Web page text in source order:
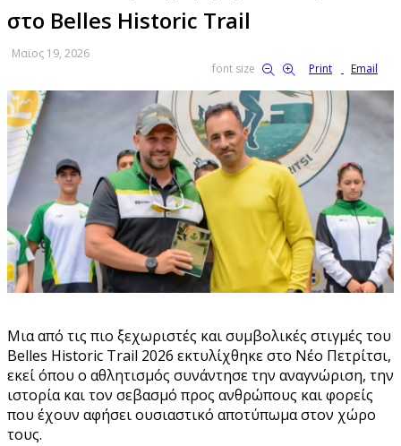
στο Belles Historic Trail
Μαϊος 19, 2026
font size
Print Email
Μια από τις πιο ξεχωριστές και συμβολικές στιγμές του
Belles Historic Trail 2026 εκτυλίχθηκε στο Νέο Πετρίτσι,
εκεί όπου ο αθλητισμός συνάντησε την αναγνώριση, την
ιστορία και τον σεβασμό προς ανθρώπους και φορείς
που έχουν αφήσει ουσιαστικό αποτύπωμα στον χώρο
τους.